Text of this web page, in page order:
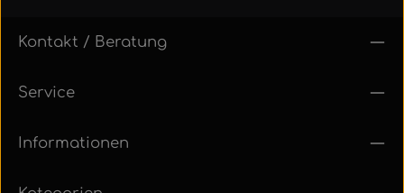
Kontakt / Beratung
Service
Informationen